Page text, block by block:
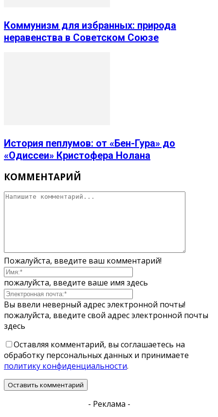
Коммунизм для избранных: природа
неравенства в Советском Союзе
История пеплумов: от «Бен-Гура» до
«Одиссеи» Кристофера Нолана
КОММЕНТАРИЙ
Пожалуйста, введите ваш комментарий!
пожалуйста, введите ваше имя здесь
Вы ввели неверный адрес электронной почты!
пожалуйста, введите свой адрес электронной почты
здесь
Оставляя комментарий, вы соглашаетесь на
обработку персональных данных и принимаете
политику конфиденциальности.
- Реклама -